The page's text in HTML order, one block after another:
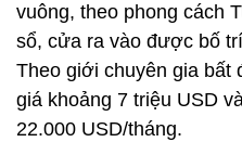
vuông, theo phong cách
sổ, cửa ra vào được bố
Theo giới chuyên gia bất
giá khoảng 7 triệu USD
22.000 USD/tháng.